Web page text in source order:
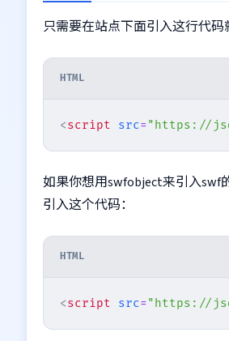
只需要在站点下面引入这行代码
HTML
<script src= "https://
如果你想用swfobject来引入swf
引入这个代码：
HTML
<script src= "https://